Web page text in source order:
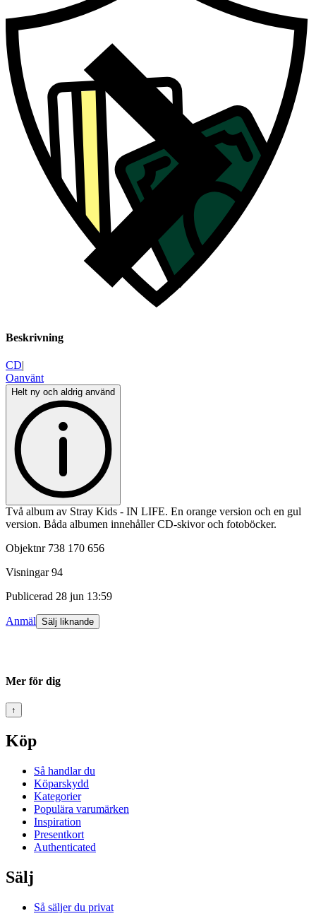
Beskrivning
CD|
Oanvänt
Helt ny och aldrig använd
Två album av Stray Kids - IN LIFE. En orange version och en gul
version. Båda albumen innehåller CD-skivor och fotoböcker.
Objektnr 738 170 656
Visningar 94
Publicerad 28 jun 13:59
Anmäl Sälj liknande
Mer för dig
↑
Köp
Så handlar du
Köparskydd
Kategorier
Populära varumärken
Inspiration
Presentkort
Authenticated
Sälj
Så säljer du privat